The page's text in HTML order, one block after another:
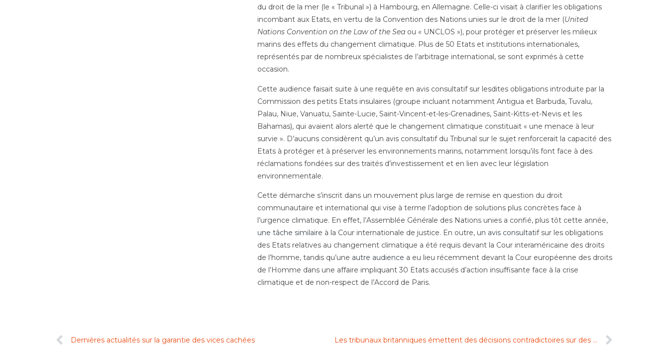
du droit de la mer (le « Tribunal ») à Hambourg, en Allemagne. Celle-ci visait à clarifier les obligations
incombant aux Etats, en vertu de la Convention des Nations unies sur le droit de la mer (United
Nations Convention on the Law of the Seaou « UNCLOS »), pour protéger et préserver les milieux
marins des effets du changement climatique. Plus de 50 Etats et institutions internationales,
représentés par de nombreux spécialistes de l’arbitrage international, se sont exprimés à cette
occasion.
Cette audience faisait suite à une requête en avis consultatif sur lesdites obligations introduite par la
Commission des petits Etats insulaires (groupe incluant notamment Antigua et Barbuda, Tuvalu,
Palau, Niue, Vanuatu, Sainte-Lucie, Saint-Vincent-et-les-Grenadines, Saint-Kitts-et-Nevis et les
Bahamas), qui avaient alors alerté que le changement climatique constituait « une menace à leur
survie ». D’aucuns considèrent qu’un avis consultatif du Tribunal sur le sujet renforcerait la capacité des
Etats à protéger et à préserver les environnements marins, notamment lorsqu’ils font face à des
réclamations fondées sur des traités d’investissement et en lien avec leur législation
environnementale.
Cette démarche s’inscrit dans un mouvement plus large de remise en question du droit
communautaire et international qui vise à terme l’adoption de solutions plus concrètes face à
l’urgence climatique. En effet, l’Assemblée Générale des Nations unies a confié, plus tôt cette année,
une tâche similaire à la Cour internationale de justice. En outre, un avis consultatifsur les obligations
des Etats relatives au changement climatique a été requis devant la Cour interaméricaine des droits
de l’homme, tandis qu’une autre audience a eu lieu récemment devant la Cour européenne des droits
de l’Homme dans une affaire impliquant 30 Etats accusés d’action insuffisante face à la crise
climatique et de non-respect de l’Accord de Paris.
Dernières actualités sur la garantie des vices cachées Les tribunaux britanniques émettent des décisions contradictoires sur des « anti-suit injunctions » concernant des arbitrages CCI dont le siège est à Paris